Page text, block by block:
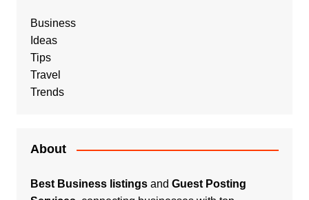
Business
Ideas
Tips
Travel
Trends
About
Best Business listingsand Guest Posting